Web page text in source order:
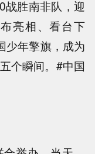
战胜南非队，迎
亮相、看台下
少年擎旗，成为
个瞬间。#中国